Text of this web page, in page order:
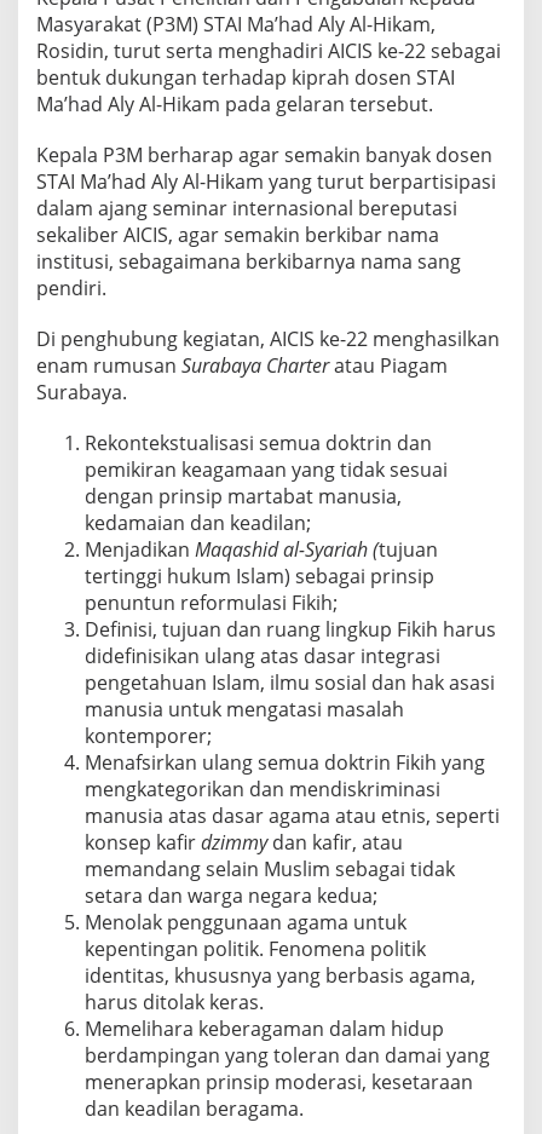
Masyarakat (P3M) STAI Ma’had Aly Al-Hikam,
Rosidin, turut serta menghadiri AICIS ke-22 sebagai
bentuk dukungan terhadap kiprah dosen STAI
Ma’had Aly Al-Hikam pada gelaran tersebut.
Kepala P3M berharap agar semakin banyak dosen
STAI Ma’had Aly Al-Hikam yang turut berpartisipasi
dalam ajang seminar internasional bereputasi
sekaliber AICIS, agar semakin berkibar nama
institusi, sebagaimana berkibarnya nama sang
pendiri.
Di penghubung kegiatan, AICIS ke-22 menghasilkan
enam rumusan Surabaya Charteratau Piagam
Surabaya.
Rekontekstualisasi semua doktrin dan
pemikiran keagamaan yang tidak sesuai
dengan prinsip martabat manusia,
kedamaian dan keadilan;
Menjadikan Maqashid al-Syariah (tujuan
tertinggi hukum Islam) sebagai prinsip
penuntun reformulasi Fikih;
Definisi, tujuan dan ruang lingkup Fikih harus
didefinisikan ulang atas dasar integrasi
pengetahuan Islam, ilmu sosial dan hak asasi
manusia untuk mengatasi masalah
kontemporer;
Menafsirkan ulang semua doktrin Fikih yang
mengkategorikan dan mendiskriminasi
manusia atas dasar agama atau etnis, seperti
konsep kafirdzimmydan kafir, atau
memandang selain Muslim sebagai tidak
setara dan warga negara kedua;
Menolak penggunaan agama untuk
kepentingan politik. Fenomena politik
identitas, khususnya yang berbasis agama,
harus ditolak keras.
Memelihara keberagaman dalam hidup
berdampingan yang toleran dan damai yang
menerapkan prinsip moderasi, kesetaraan
dan keadilan beragama.